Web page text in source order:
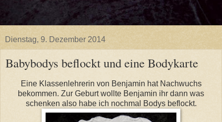
Dienstag, 9. Dezember 2014
Babybodys beflockt und eine Bodykarte
Eine Klassenlehrerin von Benjamin hat Nachwuchs
bekommen. Zur Geburt wollte Benjamin ihr dann was
schenken also habe ich nochmal Bodys beflockt.